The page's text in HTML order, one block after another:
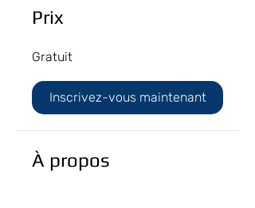
Prix
Gratuit
Inscrivez-vous maintenant
À propos